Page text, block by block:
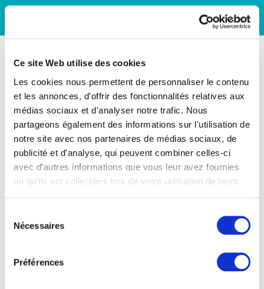
Ce site Web utilise des cookies
Les cookies nous permettent de personnaliser le contenu
et les annonces, d'offrir des fonctionnalités relatives aux
médias sociaux et d'analyser notre trafic. Nous
partageons également des informations sur l'utilisation de
notre site avec nos partenaires de médias sociaux, de
publicité et d'analyse, qui peuvent combiner celles-ci
avec d'autres informations que vous leur avez fournies
ou qu'ils ont collectées lors de votre utilisation de leurs
Nécessaires
Préférences